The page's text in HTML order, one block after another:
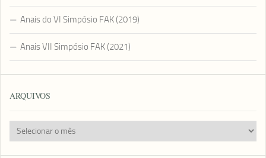
Anais do VI Simpósio FAK (2019)
Anais VII Simpósio FAK (2021)
ARQUIVOS
Arquivos